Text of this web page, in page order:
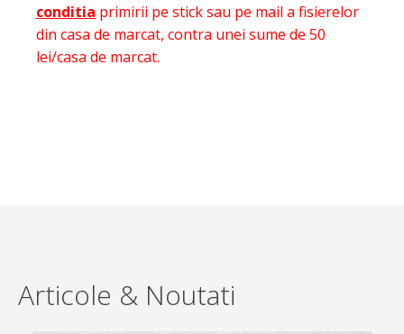
conditia primirii pe stick sau pe mail a fisierelor
din casa de marcat, contra unei sume de 50
lei/casa de marcat.
Articole & Noutati